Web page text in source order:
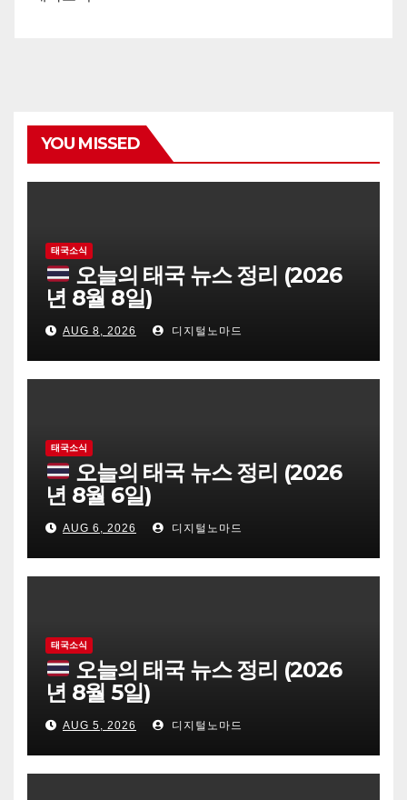
YOU MISSED
태국소식
오늘의 태국 뉴스 정리 (2026
년 8월 8일)
AUG 8, 2026 디지털노마드
태국소식
오늘의 태국 뉴스 정리 (2026
년 8월 6일)
AUG 6, 2026 디지털노마드
태국소식
오늘의 태국 뉴스 정리 (2026
년 8월 5일)
AUG 5, 2026 디지털노마드